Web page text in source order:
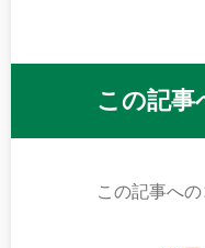
この記事
この記事へ